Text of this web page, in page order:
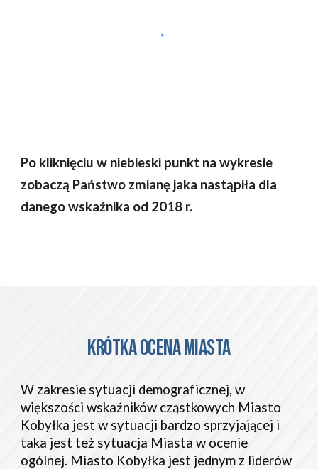
Po kliknięciu w niebieski punkt na wykresie
zobaczą Państwo zmianę jaka nastąpiła dla
danego wskaźnika od 2018 r.
KRÓTKA OCENAmiasta
W zakresie sytuacji demograficznej, w
większości wskaźników cząstkowych Miasto
Kobyłka jest w sytuacji bardzo sprzyjającej i
taka jest też sytuacja Miasta w ocenie
ogólnej. Miasto Kobyłka jest jednym z liderów